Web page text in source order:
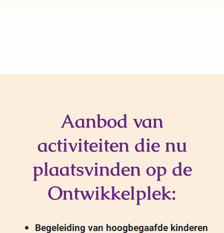
Aanbod van
activiteiten die nu
plaatsvinden op de
Ontwikkelplek:
Begeleiding van hoogbegaafde kinderen